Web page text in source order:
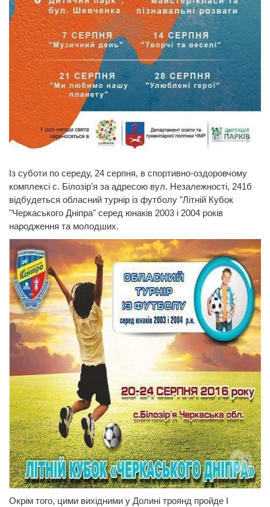
Із суботи по середу, 24 серпня, в спортивно-оздоровчому
комплексі с. Білозір’я за адресою вул. Незалежності, 241б
відбудеться обласний турнір із футболу "Літній Кубок
"Черкаського Дніпра" серед юнаків 2003 і 2004 років
народження та молодших.
Окрім того, цими вихідними у Долині троянд пройде І